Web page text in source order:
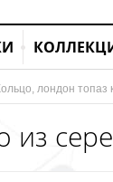
лондон топаз
из